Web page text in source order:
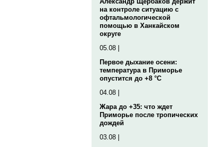
на контроле ситуацию с
офтальмологической
помощью в Ханкайском
округе
05.08 |
Первое дыхание осени:
температура в Приморье
опустится до +8 °C
04.08 |
Жара до +35: что ждет
Приморье после тропических
дождей
03.08 |